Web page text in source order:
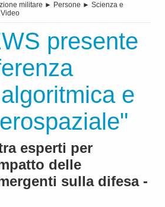
militare ► Persone ► Scienza e
Video
presente
e
esperti per
delle
sulla difesa -